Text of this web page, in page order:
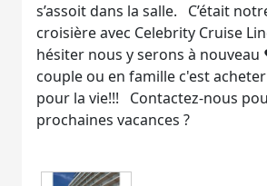
s’assoit dans la salle. C’était
croisière avec Celebrity Cruise
hésiter nous y serons à
couple ou en famille c'est
pour la vie!!! Contactez-nous
prochaines vacances ?️